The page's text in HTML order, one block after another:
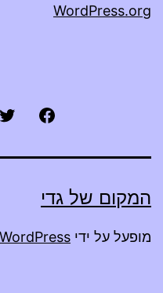
WordPress.org
המקום של גדי
מופעל על ידי WordPress